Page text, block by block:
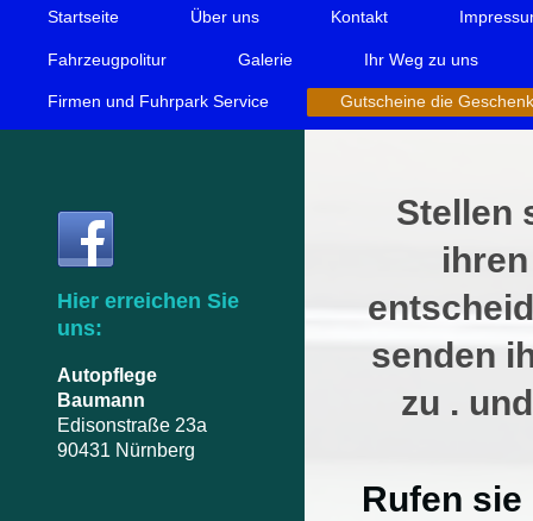
Startseite Über uns Kontakt
Fahrzeugpolitur Galerie Ihr Weg zu uns
Firmen und Fuhrpark Service Gutscheine die
Stellen
senden
zu .
Rufen
Hier erreichen Sie
uns:
Autopflege
Baumann
Edisonstraße 23a
90431 Nürnberg